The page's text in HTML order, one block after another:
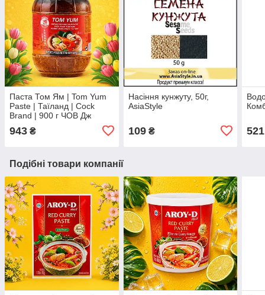
Паста Том Ям | Tom Yum
Paste | Таїланд | Cock
Brand | 900 г ЧОВ Дж
943 ₴
Насіння кунжуту, 50г,
AsiaStyle
109₴ 521
Подібні товари компанії